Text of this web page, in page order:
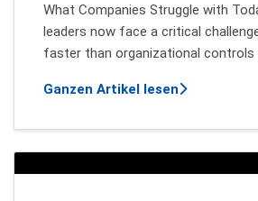
What Companies Struggle with
leaders now face a critical
faster than organizational controls
Ganzen Artikel lesenüber